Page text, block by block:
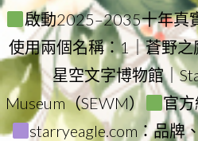
啟動2025–2035十年真
使用兩個名稱：1｜蒼野之
星空文字博物館｜
Museum（SEWM）
官方
starryeagle.com：品牌